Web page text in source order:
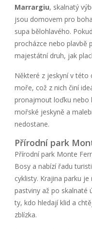
Marrargiu, skalnatý
jsou domovem pro
supa bělohlavého.
procházce nebo plavbě
majestátní druh, jak
Některé z jeskyní v
moře, což z nich činí
pronajmout loďku nebo
mořské jeskyně a
nedostane.
Přírodní park
Přírodní park Monte
Bosy a nabízí řadu
cyklisty. Krajina parku
pastviny až po skalnaté
ty, kdo hledají klid a
zblízka.